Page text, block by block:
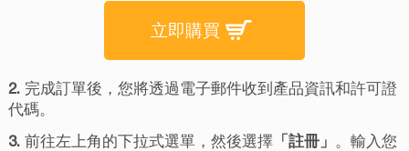
立即購買
2. 完成訂單後，您將透過電子郵件收到產品資訊和許可證
代碼。
3. 前往左上角的下拉式選單，然後選擇「註冊」 。輸入您